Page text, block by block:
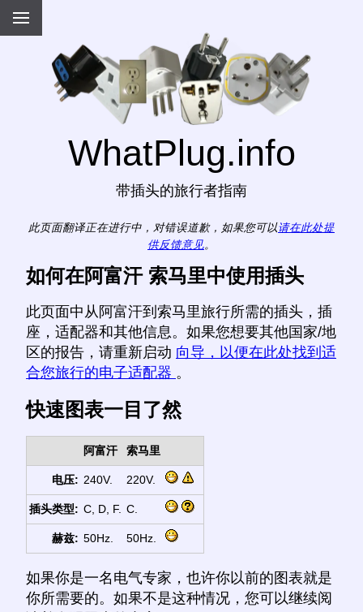
WhatPlug.info
带插头的旅行者指南
此页面翻译正在进行中，对错误道歉，如果您可以请在此处提
供反馈意见。
如何在阿富汗 索马里中使用插头
此页面中从阿富汗到索马里旅行所需的插头，插
座，适配器和其他信息。如果您想要其他国家/地
区的报告，请重新启动 向导，以便在此处找到适
合您旅行的电子适配器 。
快速图表一目了然
阿富汗 索马里
电压: 240V. 220V.
插头类型: C, D, F. C.
赫兹: 50Hz. 50Hz.
如果你是一名电气专家，也许你以前的图表就是
你所需要的。如果不是这种情况，您可以继续阅